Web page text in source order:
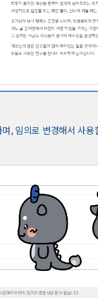
, 임의로 변경해서 사용